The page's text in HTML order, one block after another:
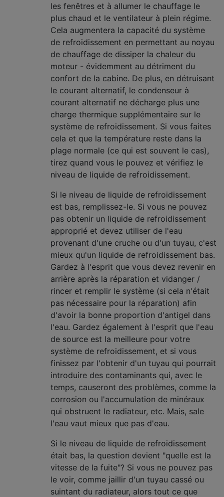
les fenêtres et à allumer le chauffage le
plus chaud et le ventilateur à plein régime.
Cela augmentera la capacité du système
de refroidissement en permettant au noyau
de chauffage de dissiper la chaleur du
moteur - évidemment au détriment du
confort de la cabine. De plus, en détruisant
le courant alternatif, le condenseur à
courant alternatif ne décharge plus une
charge thermique supplémentaire sur le
système de refroidissement. Si vous faites
cela et que la température reste dans la
plage normale (ce qui est souvent le cas),
tirez quand vous le pouvez et vérifiez le
niveau de liquide de refroidissement.
Si le niveau de liquide de refroidissement
est bas, remplissez-le. Si vous ne pouvez
pas obtenir un liquide de refroidissement
approprié et devez utiliser de l'eau
provenant d'une cruche ou d'un tuyau, c'est
mieux qu'un liquide de refroidissement bas.
Gardez à l'esprit que vous devez revenir en
arrière après la réparation et vidanger /
rincer et remplir le système (si cela n'était
pas nécessaire pour la réparation) afin
d'avoir la bonne proportion d'antigel dans
l'eau. Gardez également à l'esprit que l'eau
de source est la meilleure pour votre
système de refroidissement, et si vous
finissez par l'obtenir d'un tuyau qui pourrait
introduire des contaminants qui, avec le
temps, causeront des problèmes, comme la
corrosion ou l'accumulation de minéraux
qui obstruent le radiateur, etc. Mais, sale
l'eau vaut mieux que pas d'eau.
Si le niveau de liquide de refroidissement
était bas, la question devient "quelle est la
vitesse de la fuite"? Si vous ne pouvez pas
le voir, comme jaillir d'un tuyau cassé ou
suintant du radiateur, alors tout ce que